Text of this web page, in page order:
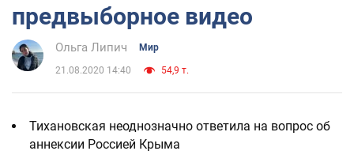
предвыборное видео
Ольга Липич Мир
21.08.2020 14:40 54,9 т.
Тихановская неоднозначно ответила на вопрос об
аннексии Россией Крыма